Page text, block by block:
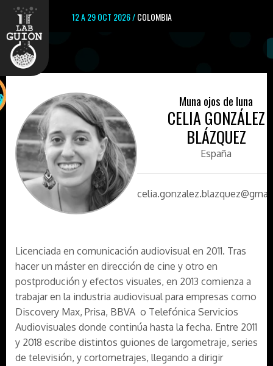
12 A 29 OCT 2026 /COLOMBIA
Muna ojos de luna
CELIA GONZÁLEZ
BLÁZQUEZ
España
Licenciada en comunicación audiovisual en 2011. Tras
hacer un máster en dirección de cine y otro en
postprodución y efectos visuales, en 2013 comienza a
trabajar en la industria audiovisual para empresas como
Discovery Max, Prisa, BBVA o Telefónica Servicios
Audiovisuales donde continúa hasta la fecha. Entre 2011
y 2018 escribe distintos guiones de largometraje, series
de televisión, y cortometrajes, llegando a dirigir